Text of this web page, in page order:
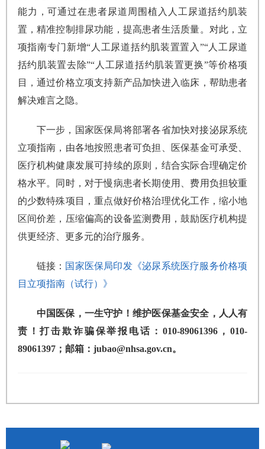
能力，可通过在患者尿道周围植入人工尿道括约肌装
置，精准控制排尿功能，提高患者生活质量。对此，立
项指南专门新增“人工尿道括约肌装置置入”“人工尿道
括约肌装置去除”“人工尿道括约肌装置更换”等价格项
目，通过价格立项支持新产品加快进入临床，帮助患者
解决难言之隐。
下一步，国家医保局将部署各省加快对接泌尿系统
立项指南，由各地按照患者可负担、医保基金可承受、
医疗机构健康发展可持续的原则，结合实际合理确定价
格水平。同时，对于慢病患者长期使用、费用负担较重
的少数特殊项目，重点做好价格治理优化工作，缩小地
区间价差，压缩偏高的设备监测费用，鼓励医疗机构提
供更经济、更多元的治疗服务。
链接： 国家医保局印发《泌尿系统医疗服务价格项
目立项指南（试行）》
中国医保，一生守护！维护医保基金安全，人人有
责！打击欺诈骗保举报电话：010-89061396，010-
89061397；邮箱：jubao@nhsa.gov.cn。